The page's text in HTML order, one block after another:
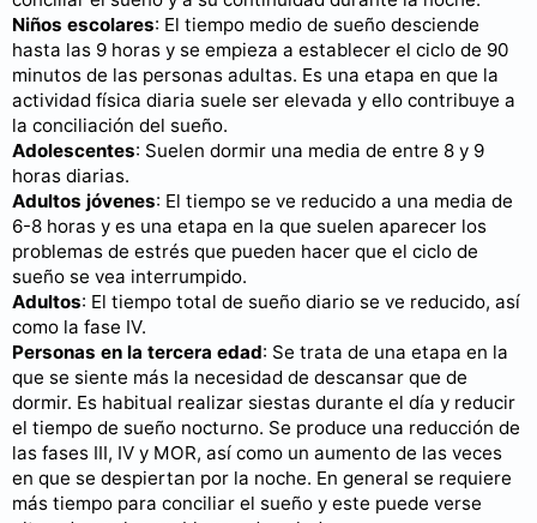
Niños escolares: El tiempo medio de sueño desciende
hasta las 9 horas y se empieza a establecer el ciclo de 90
minutos de las personas adultas. Es una etapa en que la
actividad física diaria suele ser elevada y ello contribuye a
la conciliación del sueño.
Adolescentes: Suelen dormir una media de entre 8 y 9
horas diarias.
Adultos jóvenes: El tiempo se ve reducido a una media de
6-8 horas y es una etapa en la que suelen aparecer los
problemas de estrés que pueden hacer que el ciclo de
sueño se vea interrumpido.
Adultos: El tiempo total de sueño diario se ve reducido, así
como la fase IV.
Personas en la tercera edad: Se trata de una etapa en la
que se siente más la necesidad de descansar que de
dormir. Es habitual realizar siestas durante el día y reducir
el tiempo de sueño nocturno. Se produce una reducción de
las fases III, IV y MOR, así como un aumento de las veces
en que se despiertan por la noche. En general se requiere
más tiempo para conciliar el sueño y este puede verse